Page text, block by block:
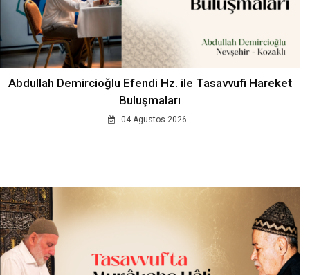
Abdullah Demircioğlu Efendi Hz. ile Tasavvufi Hareket
Buluşmaları
04 Agustos 2026